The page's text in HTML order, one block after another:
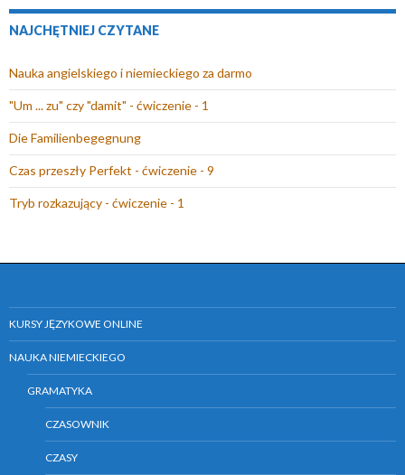
NAJCHĘTNIEJ CZYTANE
Nauka angielskiego i niemieckiego za darmo
"Um ... zu" czy "damit" - ćwiczenie - 1
Die Familienbegegnung
Czas przeszły Perfekt - ćwiczenie - 9
Tryb rozkazujący - ćwiczenie - 1
KURSY JĘZYKOWE ONLINE
NAUKA NIEMIECKIEGO
GRAMATYKA
CZASOWNIK
CZASY